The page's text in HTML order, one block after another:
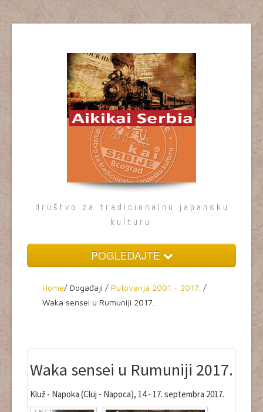
društvo za tradicionalnu japansku
kulturu
POGLEDAJTE
O aikidou
Aikikai Srbije
Tekstovi
Home/ Događaji / Putovanja 2001 - 2017 /
Waka sensei u Rumuniji 2017.
Waka sensei u Rumuniji 2017.
Kluž - Napoka (Cluj - Napoca), 14 - 17. septembra 2017.